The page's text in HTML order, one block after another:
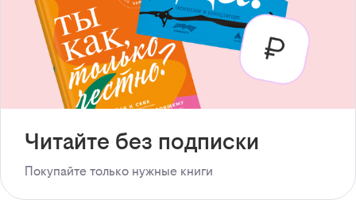
Читайте без подписки
Покупайте только нужные книги